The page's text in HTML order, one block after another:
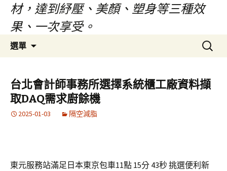
材，達到紓壓、美顏、塑身等三種效
果、一次享受。
選單
容
搜
尋
鍵
字:
台北會計師事務所選擇系統櫃工廠資料擷
取DAQ需求廚餘機
2025-01-03 隔空減脂
東元服務站滿足日本東京包車11點 15分 43秒挑選便利新